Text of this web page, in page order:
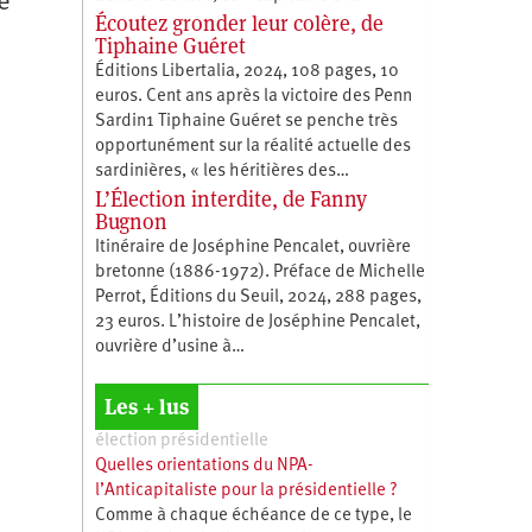
Écoutez gronder leur colère, de
Tiphaine Guéret
Éditions Libertalia, 2024, 108 pages, 10
euros. Cent ans après la victoire des Penn
Sardin1 Tiphaine Guéret se penche très
opportunément sur la réalité actuelle des
sardinières, « les héritières des…
L’Élection interdite, de Fanny
Bugnon
Itinéraire de Joséphine Pencalet, ouvrière
bretonne (1886-1972). Préface de Michelle
Perrot, Éditions du Seuil, 2024, 288 pages,
23 euros. L’histoire de Joséphine Pencalet,
ouvrière d’usine à…
Les + lus
élection présidentielle
Quelles orientations du NPA-
l’Anticapitaliste pour la présidentielle ?
Comme à chaque échéance de ce type, le